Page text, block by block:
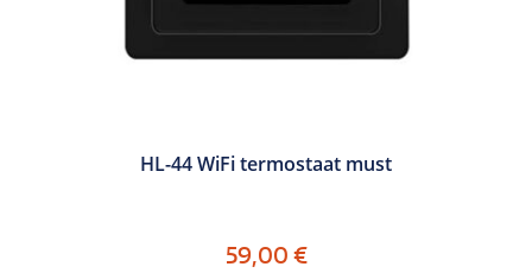
HL-44 WiFi termostaat must
59,00 €